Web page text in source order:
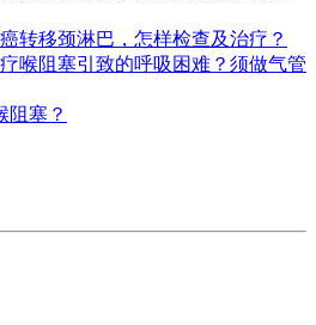
转移颈淋巴，怎样检查及治疗？
喉阻塞引致的呼吸困难？须做气管
阻塞？